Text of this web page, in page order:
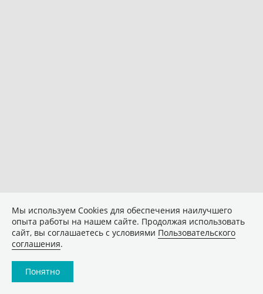
Мы используем Сookies для обеспечения наилучшего
опыта работы на нашем сайте. Продолжая использовать
сайт, вы соглашаетесь с условиями Пользовательского
соглашения.
Понятно